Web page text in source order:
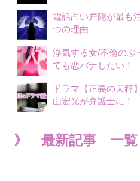
電話占い戸隠が最も
つの理由
浮気する女/不倫のぶ
ても恋バナしたい！
ドラマ【正義の天秤
山宏光が弁護士に！
》 最新記事 一覧